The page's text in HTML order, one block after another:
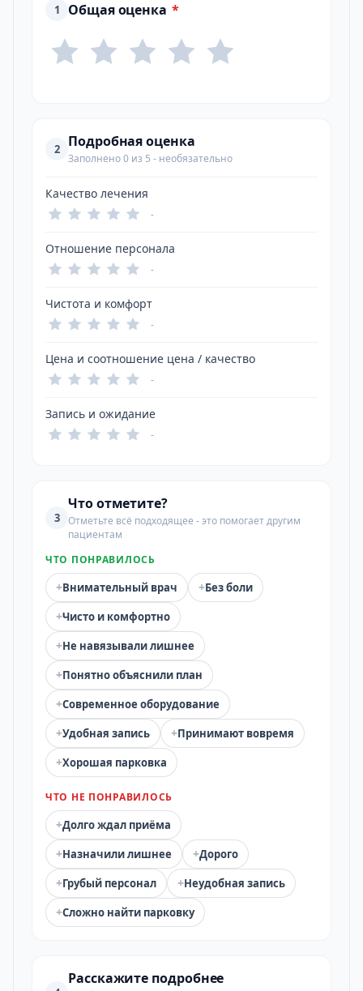
1 Общая оценка *
2 Подробная оценка
Заполнено 0 из 5 - необязательно
Качество лечения
-
Отношение персонала
-
Чистота и комфорт
-
Цена и соотношение цена / качество
-
Запись и ожидание
-
3
Что отметите?
Отметьте всё подходящее - это помогает другим
пациентам
ЧТО ПОНРАВИЛОСЬ
+Внимательный врач +Без боли
+Чисто и комфортно
+Не навязывали лишнее
+Понятно объяснили план
+Современное оборудование
+Удобная запись +Принимают вовремя
+Хорошая парковка
ЧТО НЕ ПОНРАВИЛОСЬ
+Долго ждал приёма
+Назначили лишнее +Дорого
+Грубый персонал +Неудобная запись
+Сложно найти парковку
Расскажите подробнее